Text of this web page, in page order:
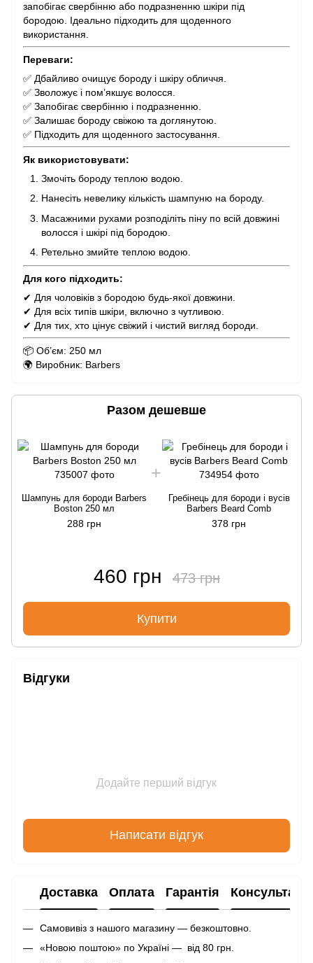
запобігає свербінню або подразненню шкіри під
бородою. Ідеально підходить для щоденного
використання.
Переваги:
✅ Дбайливо очищує бороду і шкіру обличчя.
✅ Зволожує і пом’якшує волосся.
✅ Запобігає свербінню і подразненню.
✅ Залишає бороду свіжою та доглянутою.
✅ Підходить для щоденного застосування.
Як використовувати:
Змочіть бороду теплою водою.
Нанесіть невелику кількість шампуню на бороду.
Масажними рухами розподіліть піну по всій довжині
волосся і шкірі під бородою.
Ретельно змийте теплою водою.
Для кого підходить:
✔ Для чоловіків з бородою будь-якої довжини.
✔ Для всіх типів шкіри, включно з чутливою.
✔ Для тих, хто цінує свіжий і чистий вигляд бороди.
📦 Об’єм: 250 мл
🌍 Виробник: Barbers
Разом дешевше
Шампунь для бороди Barbers
Boston 250 мл
288 грн
Гребінець для бороди і вусів
Barbers Beard Comb
378 грн
460 грн 473 грн
Купити
Відгуки
Додайте перший відгук
Написати відгук
Доставка Оплата Гарантія Консультація
Самовивіз з нашого магазину — безкоштовно.
«Новою поштою» по Україні — від 80 грн.